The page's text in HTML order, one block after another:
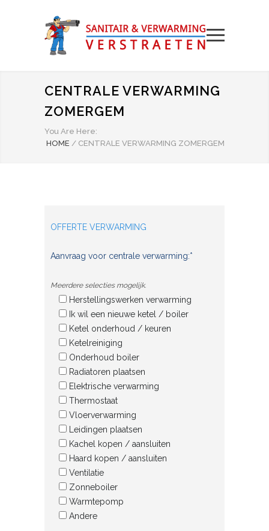
CENTRALE VERWARMING
ZOMERGEM
You Are Here:
HOME / CENTRALE VERWARMING ZOMERGEM
OFFERTE VERWARMING
Aanvraag voor centrale verwarming:*
Meerdere selecties mogelijk.
Herstellingswerken verwarming
Ik wil een nieuwe ketel / boiler
Ketel onderhoud / keuren
Ketelreiniging
Onderhoud boiler
Radiatoren plaatsen
Elektrische verwarming
Thermostaat
Vloerverwarming
Leidingen plaatsen
Kachel kopen / aansluiten
Haard kopen / aansluiten
Ventilatie
Zonneboiler
Warmtepomp
Andere